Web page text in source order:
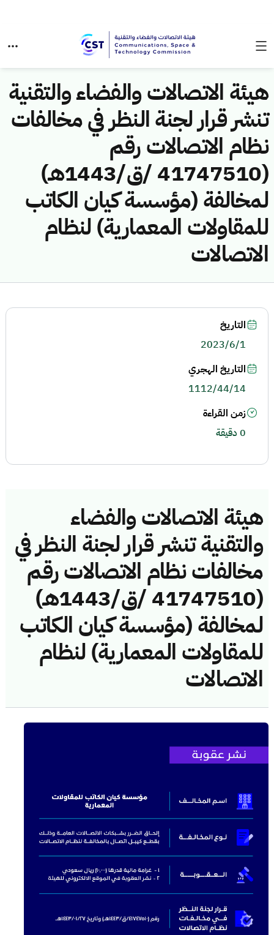
هيئة الاتصالات والفضاء والتقنية
تنشر قرار لجنة النظر في مخالفات
نظام الاتصالات رقم
(41747510 /ق/1443هـ)
لمخالفة (مؤسسة كيان الكاتب
للمقاولات المعمارية) لنظام
الاتصالات
هيئة الاتصالات والفضاء
والتقنية تنشر قرار لجنة النظر في
مخالفات نظام الاتصالات رقم
(41747510 /ق/1443هـ)
لمخالفة (مؤسسة كيان الكاتب
للمقاولات المعمارية) لنظام
الاتصالات
التاريخ
2023/6/1
التاريخ الهجري
1112/44/14
زمن القراءة
0 دقيقة